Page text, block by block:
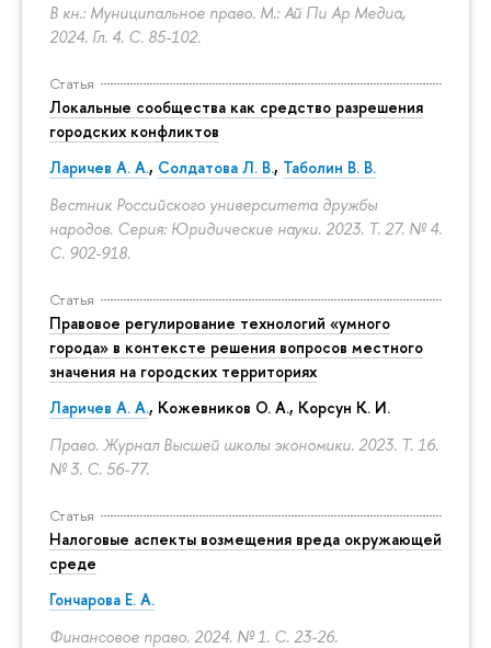
В кн.: Муниципальное право. М.: Ай Пи Ар Медиа,
2024. Гл. 4. С. 85-102.
Статья
Локальные сообщества как средство разрешения
городских конфликтов
Ларичев А. А., Солдатова Л. В., Таболин В. В.
Вестник Российского университета дружбы
народов. Серия: Юридические науки. 2023. Т. 27. № 4.
С. 902-918.
Статья
Правовое регулирование технологий «умного
города» в контексте решения вопросов местного
значения на городских территориях
Ларичев А. А., Кожевников О. А., Корсун К. И.
Право. Журнал Высшей школы экономики. 2023. Т. 16.
№ 3. С. 56-77.
Статья
Налоговые аспекты возмещения вреда окружающей
среде
Гончарова Е. А.
Финансовое право. 2024. № 1. С. 23-26.